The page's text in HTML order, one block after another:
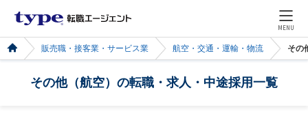
MENU
販売職・接客業・サービス業 航空・交通・運輸・物流 その
その他（航空）の転職・求人・中途採用一覧